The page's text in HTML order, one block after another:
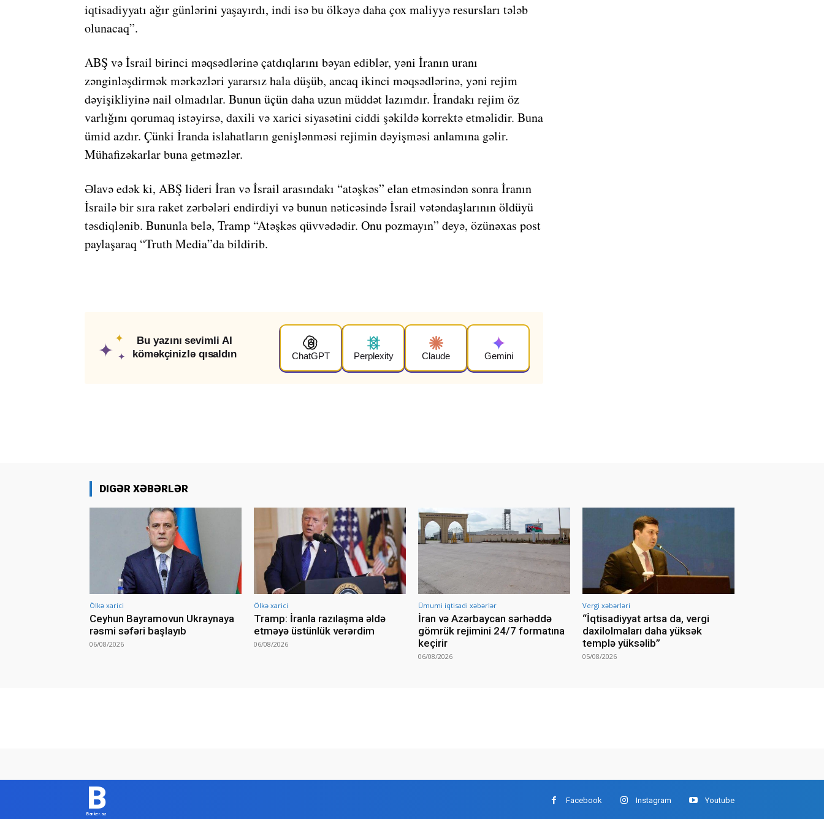
iqtisadiyyatı ağır günlərini yaşayırdı, indi isə bu ölkəyə daha çox maliyyə resursları tələb
olunacaq”.
ABŞ və İsrail birinci məqsədlərinə çatdıqlarını bəyan ediblər, yəni İranın uranı
zənginləşdirmək mərkəzləri yararsız hala düşüb, ancaq ikinci məqsədlərinə, yəni rejim
dəyişikliyinə nail olmadılar. Bunun üçün daha uzun müddət lazımdır. İrandakı rejim öz
varlığını qorumaq istəyirsə, daxili və xarici siyasətini ciddi şəkildə korrektə etməlidir. Buna
ümid azdır. Çünki İranda islahatların genişlənməsi rejimin dəyişməsi anlamına gəlir.
Mühafizəkarlar buna getməzlər.
Əlavə edək ki, ABŞ lideri İran və İsrail arasındakı “atəşkəs” elan etməsindən sonra İranın
İsrailə bir sıra raket zərbələri endirdiyi və bunun nəticəsində İsrail vətəndaşlarının öldüyü
təsdiqlənib. Bununla belə, Tramp “Atəşkəs qüvvədədir. Onu pozmayın” deyə, özünəxas post
paylaşaraq “Truth Media”da bildirib.
✦
✦
✦
Bu yazını sevimli AI
köməkçinizlə qısaldın
ChatGPT Perplexity Claude Gemini
DIGƏR XƏBƏRLƏR
Ölkə xarici
Ceyhun Bayramovun Ukraynaya
rəsmi səfəri başlayıb
06/08/2026
Ölkə xarici
Tramp: İranla razılaşma əldə
etməyə üstünlük verərdim
06/08/2026
Ümumi iqtisadi xəbərlər
İran və Azərbaycan sərhəddə
gömrük rejimini 24/7 formatına
keçirir
06/08/2026
Vergi xəbərləri
“İqtisadiyyat artsa da, vergi
daxilolmaları daha yüksək
templə yüksəlib”
05/08/2026
B
Banker.az
Facebook Instagram Youtube